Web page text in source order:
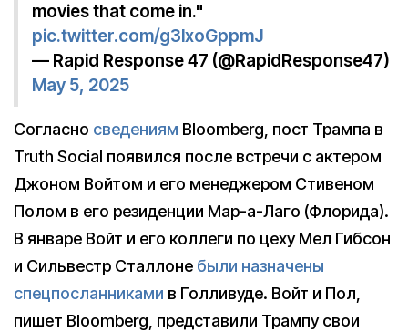
movies that come in."
pic.twitter.com/g3lxoGppmJ
— Rapid Response 47 (@RapidResponse47)
May 5, 2025
Согласно сведениям Bloomberg, пост Трампа в
Truth Social появился после встречи с актером
Джоном Войтом и его менеджером Стивеном
Полом в его резиденции Мар-а-Лаго (Флорида).
В январе Войт и его коллеги по цеху Мел Гибсон
и Сильвестр Сталлоне были назначены
спецпосланниками в Голливуде. Войт и Пол,
пишет Bloomberg, представили Трампу свои